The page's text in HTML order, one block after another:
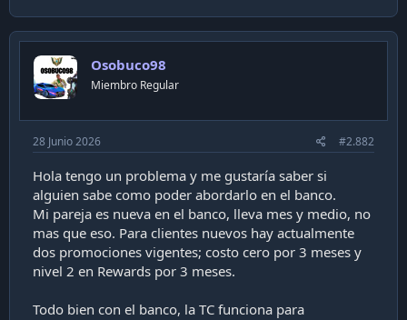
Osobuco98
Miembro Regular
28 Junio 2026 #2.882
Hola tengo un problema y me gustaría saber si
alguien sabe como poder abordarlo en el banco.
Mi pareja es nueva en el banco, lleva mes y medio, no
mas que eso. Para clientes nuevos hay actualmente
dos promociones vigentes; costo cero por 3 meses y
nivel 2 en Rewards por 3 meses.
Todo bien con el banco, la TC funciona para